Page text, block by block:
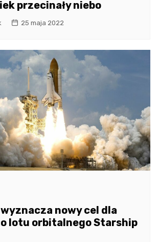
przecinały niebo
25 maja 2022
nowy cel dla
lotu orbitalnego Starship